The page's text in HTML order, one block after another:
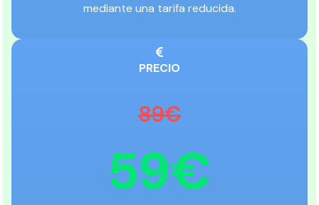
mediante una tarifa reducida.
PRECIO
89€
59€